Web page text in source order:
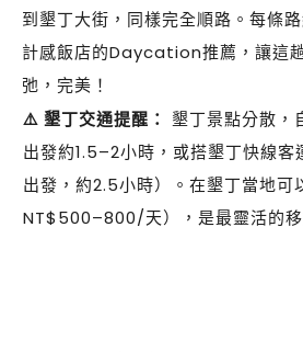
到墾丁大街，同樣完全順路。每條
計感飯店的Daycation推薦，讓這
弛，完美！
⚠️ 墾丁交通提醒： 墾丁景點分散，
出發約1.5–2小時，或搭墾丁快線客
出發，約2.5小時）。在墾丁當地可
NT$500–800/天），是最靈活的移